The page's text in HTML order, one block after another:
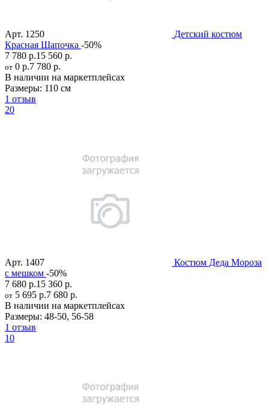
Арт. 1250
Детский костюм
Красная Шапочка -50%
7 780 р.15 560 р.
от 0 р.7 780 р.
В наличии на маркетплейсах
Размеры: 110 см
1 отзыв
20
Арт. 1407
Костюм Деда Мороза
с мешком -50%
7 680 р.15 360 р.
от 5 695 р.7 680 р.
В наличии на маркетплейсах
Размеры: 48-50, 56-58
1 отзыв
10